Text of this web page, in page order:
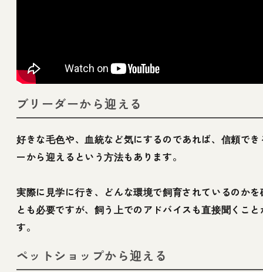
ブリーダーから迎える
好きな毛色や、血統など気にするのであれば、信頼で
ーから迎えるという方法もあります。
実際に見学に行き、どんな環境で飼育されているのか
とも必要ですが、飼う上でのアドバイスも直接聞くこ
す。
ペットショップから迎える